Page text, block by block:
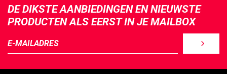
DE DIKSTE AANBIEDINGEN EN NIEUWSTE
PRODUCTEN ALS EERST IN JE MAILBOX